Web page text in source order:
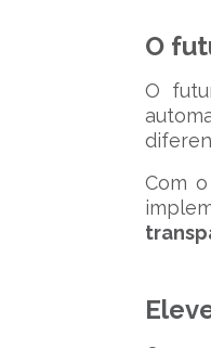
O
O
Com o